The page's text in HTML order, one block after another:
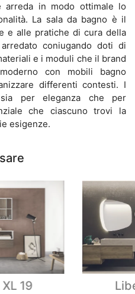
in modo ottimale lo
La sala da bagno è il
e alle pratiche di cura della
coniugando doti di
e i moduli che il brand
con mobili bagno
differenti contesti. I
per eleganza che per
che ciascuno trovi la
esigenze.
19